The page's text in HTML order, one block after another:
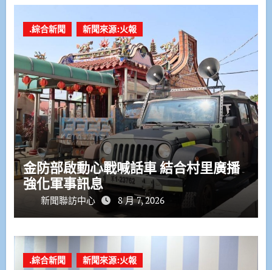
.綜合新聞 新聞來源:火報
金防部啟動心戰喊話車 結合村里廣播
強化軍事訊息
新聞聯訪中心 8 月 7, 2026
.綜合新聞 新聞來源:火報